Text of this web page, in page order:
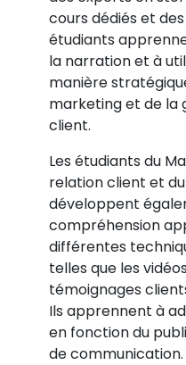
cours dédiés et
étudiants
la narration et à
manière
marketing et de la
client.
Les étudiants du
relation client et
développent
compréhension
différentes
telles que les
témoignages
Ils apprennent à
en fonction du
de communication.